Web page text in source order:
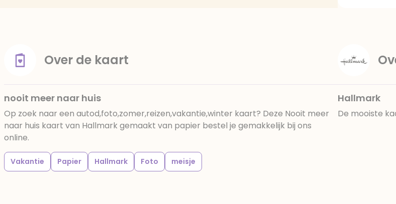
Over de kaart
nooit meer naar huis
Op zoek naar een autod,foto,zomer,reizen,vakantie,winter kaart? Deze Nooit meer
naar huis kaart van Hallmark gemaakt van papier bestel je gemakkelijk bij ons
online.
Vakantie Papier Hallmark Foto meisje
Hallmark
De mooiste